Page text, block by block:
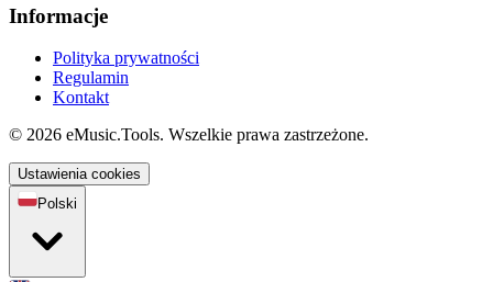
Informacje
Polityka prywatności
Regulamin
Kontakt
© 2026 eMusic.Tools. Wszelkie prawa zastrzeżone.
Ustawienia cookies
Polski